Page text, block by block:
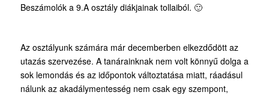
Beszámolók a 9.A osztály diákjainak tollaiból. 🙂
Az osztályunk számára már decemberben elkezdődött az
utazás szervezése. A tanárainknak nem volt könnyű dolga a
sok lemondás és az időpontok változtatása miatt, ráadásul
nálunk az akadálymentesség nem csak egy szempont,